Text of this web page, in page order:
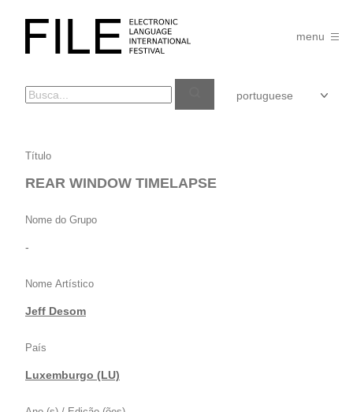
FILE
FESTIVAL
menu
REAR
WINDOW
Título
REAR WINDOW TIMELAPSE
Nome do Grupo
-
Nome Artístico
Jeff Desom
País
Luxemburgo (LU)